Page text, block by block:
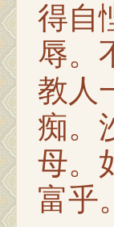
得自
辱。
教人
痴。
母。
富乎